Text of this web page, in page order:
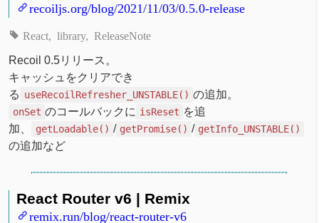
recoiljs.org/blog/2021/11/03/0.5.0-release
React library ReleaseNote
Recoil 0.5リリース。
キャッシュをクリアでき
る useRecoilRefresher_UNSTABLE() の追加。
onSet のコールバックに isReset を追
加、
getLoadable() / getPromise() / getInfo_UNSTABLE()
の追加など
React Router v6 | Remix
remix.run/blog/react-router-v6